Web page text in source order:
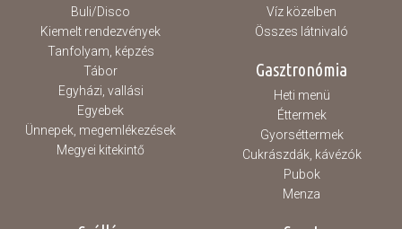
Buli/Disco
Kiemelt rendezvények
Tanfolyam, képzés
Tábor
Egyházi, vallási
Egyebek
Ünnepek, megemlékezések
Megyei kitekintő
Víz közelben
Összes látnivaló
Gasztronómia
Heti menü
Éttermek
Gyorséttermek
Cukrászdák, kávézók
Pubok
Menza